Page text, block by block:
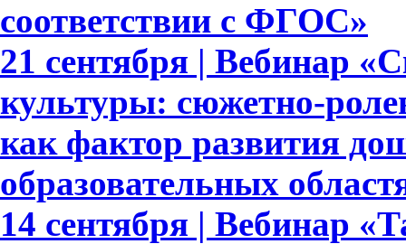
соответствии с ФГОС»
21 сентября | Вебинар
культуры: сюжетно-
как фактор развития
образовательных
14 сентября | Вебинар